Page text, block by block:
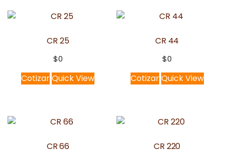
CR 25
$0
CotizarQuick View
CR 44
$0
CotizarQuick View
CR 66 CR 220